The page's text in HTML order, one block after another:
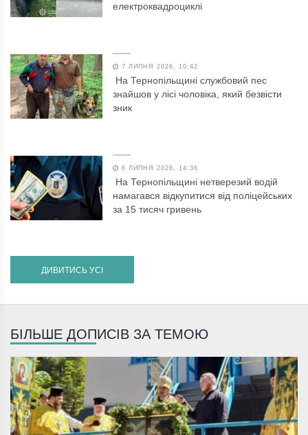
електроквадроциклі
7 ЛИПНЯ 2026, 10:42
На Тернопільщині службовий пес
знайшов у лісі чоловіка, який безвісти
зник
6 ЛИПНЯ 2026, 14:36
На Тернопільщині нетверезий водій
намагався відкупитися від поліцейських
за 15 тисяч гривень
ДИВИТИСЬ УСІ
БІЛЬШЕ ДОПИСІВ ЗА ТЕМОЮ